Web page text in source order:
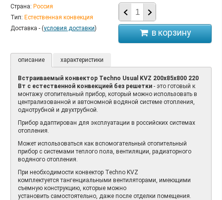
Страна: Россия
Тип: Естественная конвекция
Доставка - (условия доставки)
описание характеристики
Встраиваемый конвектор Techno Usual KVZ 200х85х800 220
Вт с естественной конвекцией без решетки - это готовый к
монтажу отопительный прибор, который можно использовать в
централизованной и автономной водяной системе отопления,
однотрубной и двухтрубной.
Прибор адаптирован для эксплуатации в российских системах
отопления.
Может использоваться как вспомогательный отопительный
прибор с системами теплого пола, вентиляции, радиаторного
водяного отопления.
При необходимости конвектор Techno KVZ
комплектуется тангенциальными вентиляторами, имеющими
съемную конструкцию, которые можно
установить самостоятельно, даже после отделки помещения.